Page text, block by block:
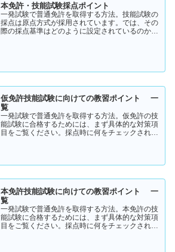
本免許・技能試験採点ポイント
一発試験で普通免許を取得する方法。技能試験の
採点は原点方式が採用されています。では、その
際の採点基準はどのように設定されているのかご
仮免許技能試験に向けての教習ポイント 一
覧
一発試験で普通免許を取得する方法。仮免許の技
能試験に合格するためには、まず具体的な対策項
目をご覧ください。採点時に何をチェックされる
本免許技能試験に向けての教習ポイント 一
覧
一発試験で普通免許を取得する方法。本免許の技
能試験に合格するためには、まず具体的な対策項
目をご覧ください。採点時に何をチェックされる